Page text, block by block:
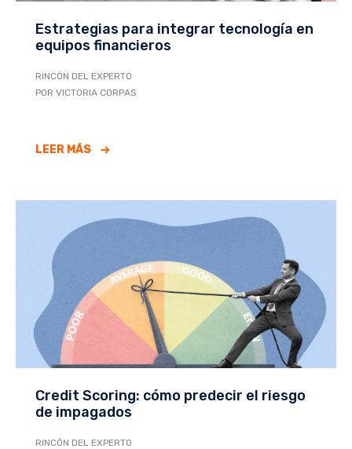
Estrategias para integrar tecnología en
equipos financieros
RINCÓN DEL EXPERTO
POR VICTORIA CORPAS
LEER MÁS
Credit Scoring: cómo predecir el riesgo
de impagados
RINCÓN DEL EXPERTO